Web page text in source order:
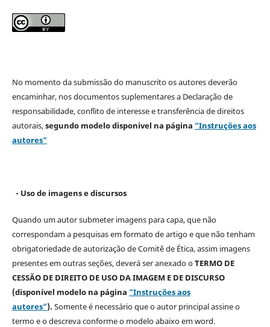
No momento da submissão do manuscrito os autores deverão
encaminhar, nos documentos suplementares a Declaração de
responsabilidade, conflito de interesse e transferência de direitos
autorais,segundo modelodisponivel na página "Instruções aos
autores"
- Uso de imagens e discursos
Quando um autor submeter imagens para capa, que não
correspondam a pesquisas em formato de artigo e que não tenham
obrigatoriedade de autorização de Comitê de Ética, assim imagens
presentes em outras seções, deverá ser anexado oTERMO DE
CESSÃO DE DIREITO DE USO DA IMAGEM E DE DISCURSO
(disponível modelo na página "Instruções aos
autores"). Somente é necessário que o autor principal assine o
termo e o descrevaconforme o modelo abaixo em word.